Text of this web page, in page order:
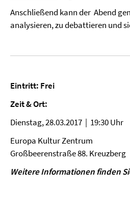
Anschließend kann der Abend
analysieren, zu debattieren und
Eintritt: Frei
Zeit & Ort:
Dienstag, 28.03.2017 | 19:30 Uhr
Europa Kultur Zentrum
Großbeerenstraße 88. Kreuzberg
Weitere Informationen finden